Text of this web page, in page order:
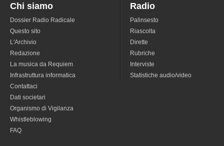
Chi siamo
Dossier Radio Radicale
Questo sito
L'Archivio
Redazione
La musica da Requiem
Infrastruttura informatica
Contattaci
Dati societari
Organismo di Vigilanza
Whistleblowing
FAQ
Radio
Palinsesto
Riascolta
Dirette
Rubriche
Interviste
Statistiche audio/video